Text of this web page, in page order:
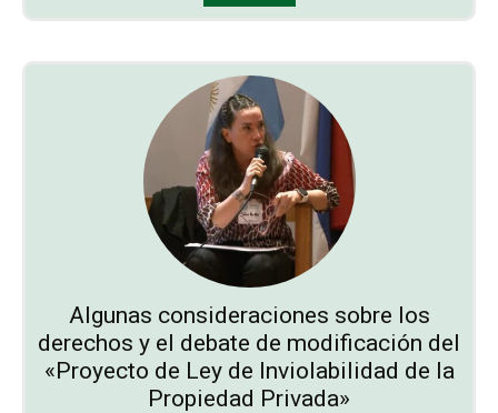
Algunas consideraciones sobre los
derechos y el debate de modificación del
«Proyecto de Ley de Inviolabilidad de la
Propiedad Privada»